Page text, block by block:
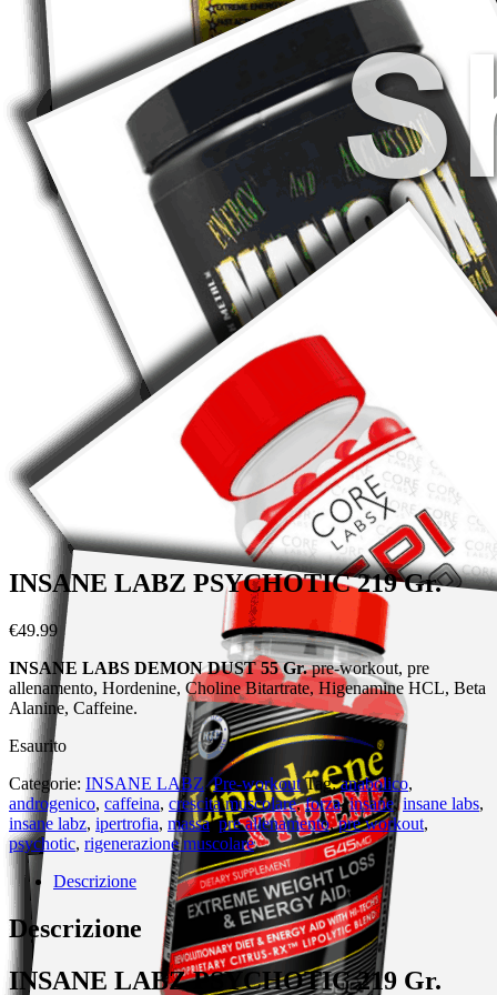
INSANE LABZ PSYCHOTIC 219 Gr.
€49.99
INSANE LABS DEMON DUST 55 Gr.pre-workout, pre
allenamento, Hordenine, Choline Bitartrate, Higenamine HCL, Beta
Alanine, Caffeine.
Esaurito
Categorie: INSANE LABZ,Pre-workout Tag:anabolico,
androgenico, caffeina, crescita muscolare,forza,insane,insane labs,
insane labz, ipertrofia, massa,pre allenamento,pre workout,
psychotic, rigenerazione muscolare
Descrizione
Descrizione
INSANE LABZ PSYCHOTIC 219 Gr.